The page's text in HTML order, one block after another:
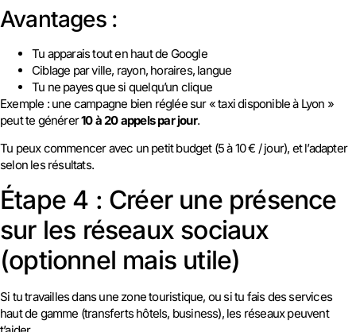
Avantages :
Tu apparais tout en haut de Google
Ciblage par ville, rayon, horaires, langue
Tu ne payes que si quelqu’un clique
Exemple : une campagne bien réglée sur « taxi disponible à Lyon »
peut te générer10 à 20 appels par jour.
Tu peux commencer avec un petit budget (5 à 10 € / jour), et l’adapter
selon les résultats.
Étape 4 : Créer une présence
sur les réseaux sociaux
(optionnel mais utile)
Si tu travailles dans une zone touristique, ou si tu fais des services
haut de gamme (transferts hôtels, business), les réseaux peuvent